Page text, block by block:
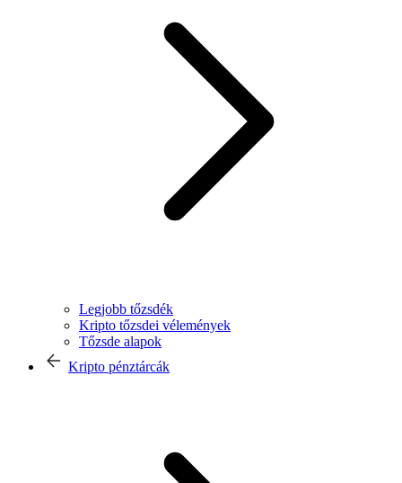
Legjobb tőzsdék
Kripto tőzsdei vélemények
Tőzsde alapok
Kripto pénztárcák